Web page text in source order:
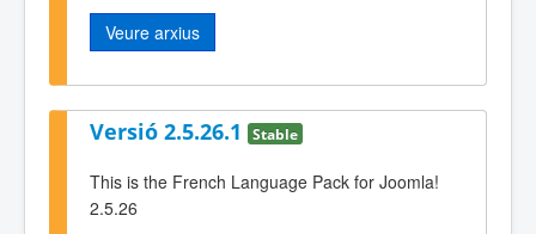
Veure arxius
Versió 2.5.26.1 Stable
This is the French Language Pack for Joomla!
2.5.26